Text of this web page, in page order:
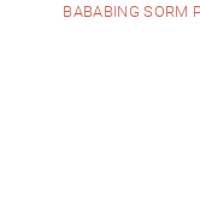
BABABING SORM